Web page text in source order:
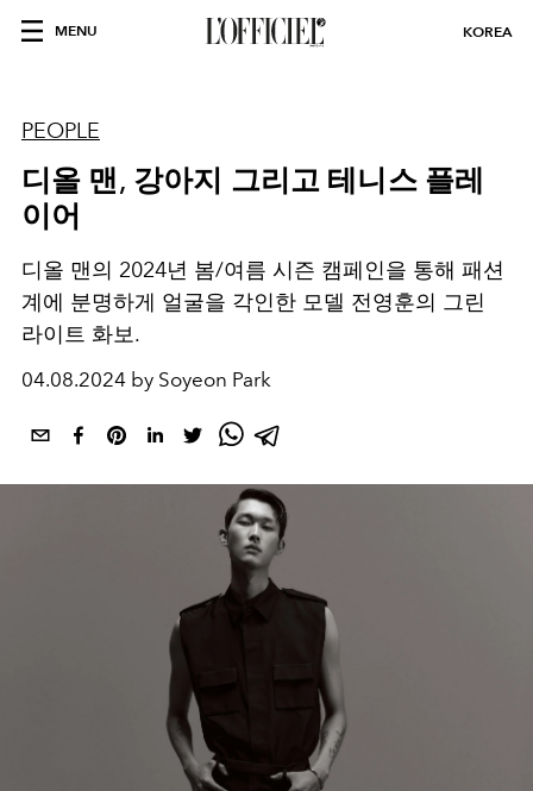
MENU KOREA
PEOPLE
디올 맨, 강아지 그리고 테니스 플레
이어
디올 맨의 2024년 봄/여름 시즌 캠페인을 통해 패션
계에 분명하게 얼굴을 각인한 모델 전영훈의 그린
라이트 화보.
04.08.2024 by Soyeon Park